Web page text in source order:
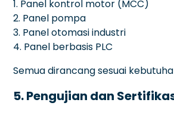
1. Panel kontrol motor (MCC)
2. Panel pompa
3. Panel otomasi industri
4. Panel berbasis PLC
Semua dirancang sesuai
5. Pengujian dan